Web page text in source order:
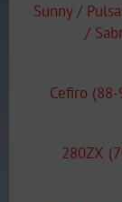
Sunny /
/
Cefiro (88-
280ZX